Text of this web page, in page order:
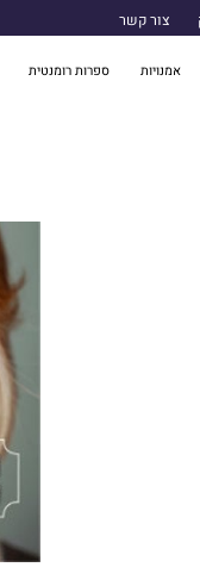
צור קשר
אמנויות ספרות רומנטית